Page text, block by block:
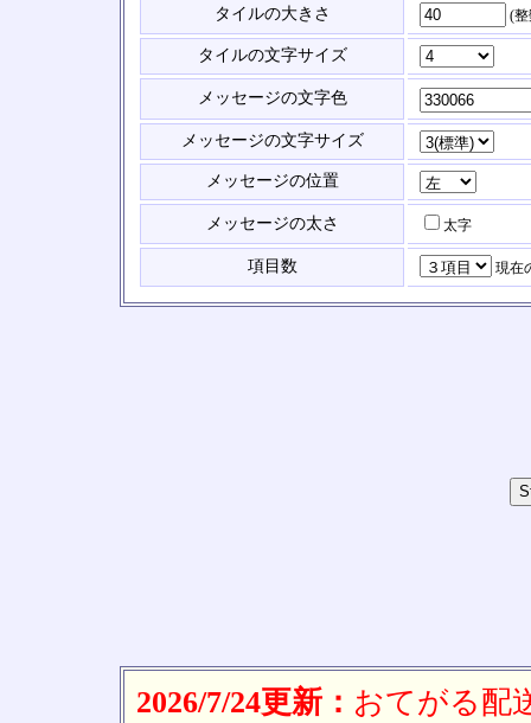
タイルの大きさ (
タイルの文字サイズ
メッセージの文字色
メッセージの文字サイズ
メッセージの位置
メッセージの太さ 太字
項目数 現在
2026/7/24更新： おてがる配